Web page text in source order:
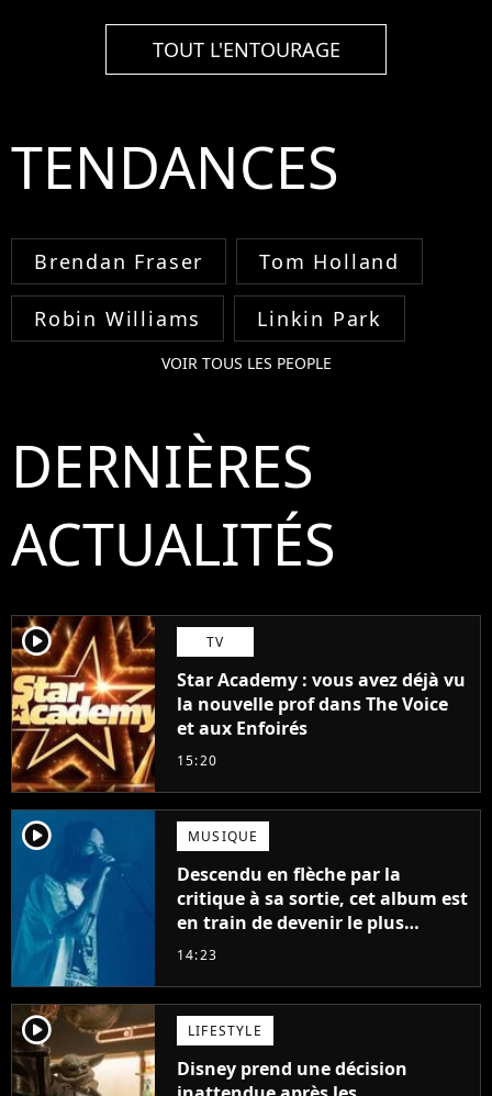
TOUT L'ENTOURAGE
TENDANCES
Brendan Fraser Tom Holland
Robin Williams Linkin Park
VOIR TOUS LES PEOPLE
DERNIÈRES
ACTUALITÉS
player2 TV
Star Academy : vous avez déjà vu
la nouvelle prof dans The Voice
et aux Enfoirés
15:20
player2 MUSIQUE
Descendu en flèche par la
critique à sa sortie, cet album est
en train de devenir le plus
populaire de son auteur
14:23
player2 LIFESTYLE
Disney prend une décision